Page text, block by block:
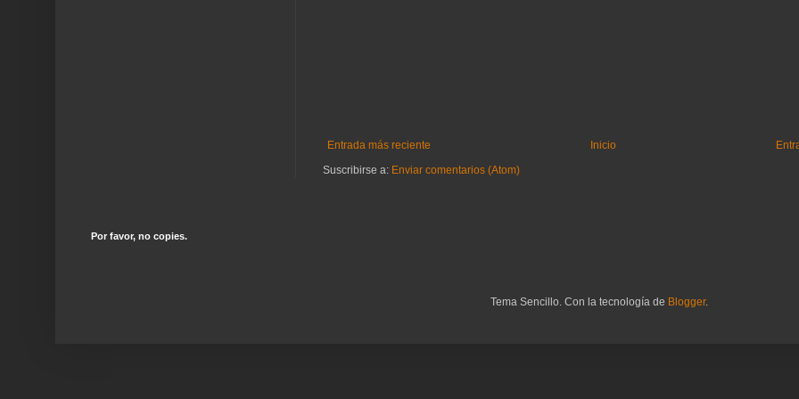
Entrada más reciente
Inicio
Suscribirse a: Enviar comentarios (Atom)
Por favor, no copies.
Tema Sencillo. Con la tecnología de Blogger.